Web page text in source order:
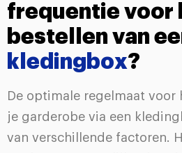
frequentie voor
bestellen van
kledingbox?
De optimale regelmaat voor
je garderobe via een
van verschillende factoren.